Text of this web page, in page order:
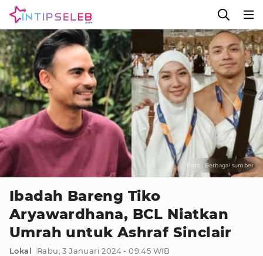
Foto : Berbagai sumber
Ibadah Bareng Tiko
Aryawardhana, BCL Niatkan
Umrah untuk Ashraf Sinclair
Lokal
Rabu, 3 Januari 2024 - 09:45 WIB